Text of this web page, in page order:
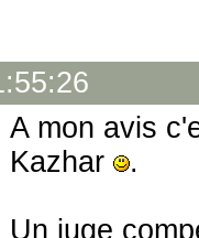
A mon avis
Kazhar
.
Un juge